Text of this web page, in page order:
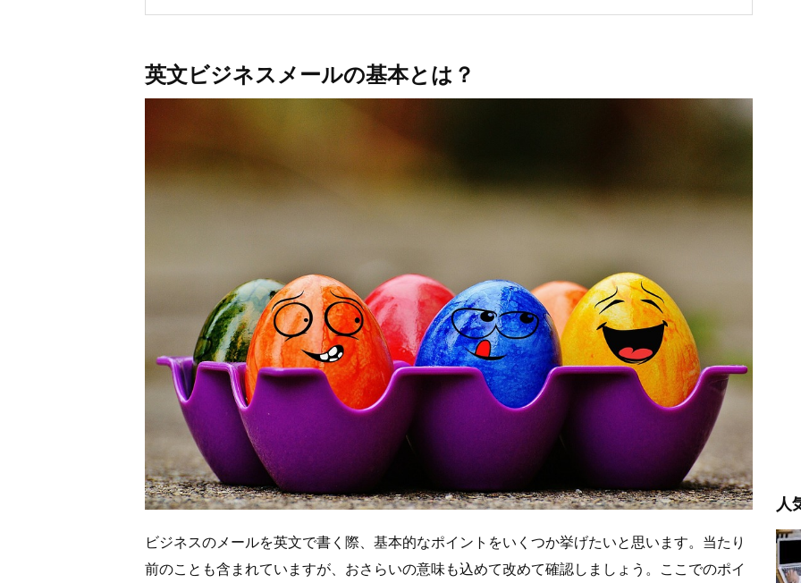
英文ビジネスメールの基本とは？
ビジネスのメールを英文で書く際、基本的なポイントをいくつか挙げたいと思います。当たり
前のことも含まれていますが、おさらいの意味も込めて改めて確認しましょう。ここでのポイ
人